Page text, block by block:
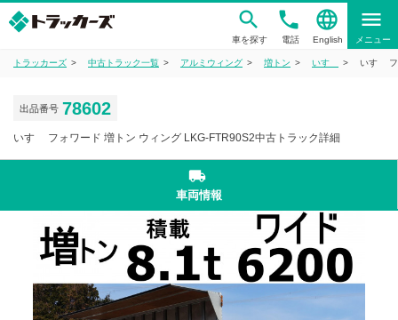
車を探す
phone
電話
language
English
menu
メニュー
トラッカーズ 中古トラック一覧 アルミウィング 増トン いすゞ いすゞ
出品番号 78602
いすゞ フォワード 増トン ウィング LKG-FTR90S2中古トラック詳細
local_shipping
車両情報